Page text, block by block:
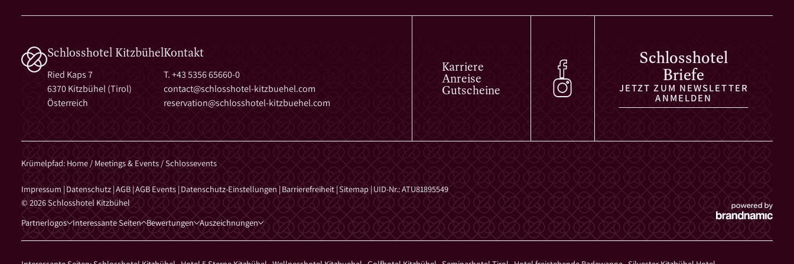
Schlosshotel Kitzbühel
Ried Kaps 7
6370 Kitzbühel (Tirol)
Österreich
Kontakt
T. +43 5356 65660-0
contact@schlosshotel-kitzbuehel.com
reservation@schlosshotel-kitzbuehel.com
Karriere
Anreise
Gutscheine
Schlosshotel
Briefe
JETZT ZUM NEWSLETTER
ANMELDEN
Krümelpfad: Home / Meetings & Events /Schlossevents
Impressum | Datenschutz |AGB |AGB Events |Datenschutz-Einstellungen |Barrierefreiheit |Sitemap |UID-Nr.: ATU81895549
© 2026 Schlosshotel Kitzbühel
Partnerlogos Interessante Seiten Bewertungen Auszeichnungen